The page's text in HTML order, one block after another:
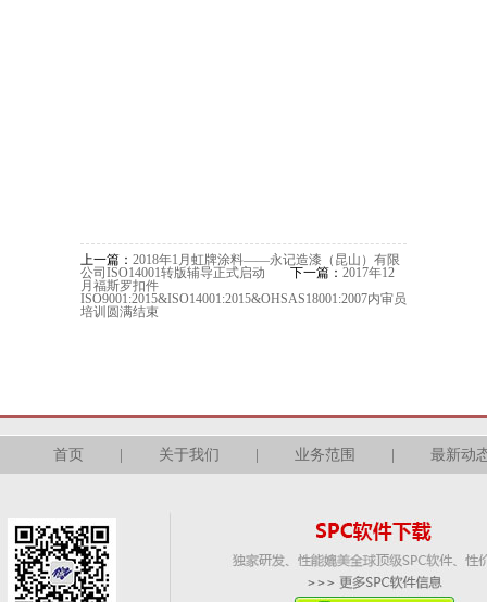
上一篇： 2018年1月虹牌涂料——永记造漆（昆山）有限
公司ISO14001转版辅导正式启动
下一篇： 2017年12
月福斯罗扣件
ISO9001:2015&ISO14001:2015&OHSAS18001:2007内审员
培训圆满结束
首页 关于我们 业务范围 最新动